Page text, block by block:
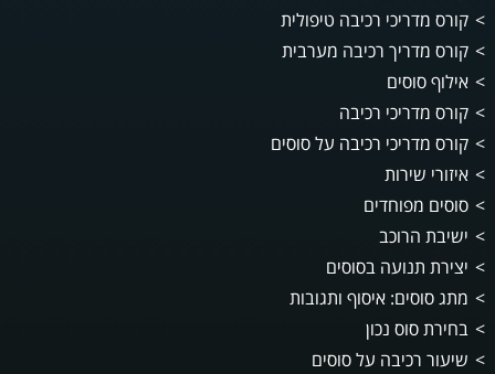
קורס מדריכי רכיבה טיפולית
קורס מדריך רכיבה מערבית
אילוף סוסים
קורס מדריכי רכיבה
קורס מדריכי רכיבה על סוסים
איזורי שירות
סוסים מפוחדים
ישיבת הרוכב
יצירת תנועה בסוסים
מתג סוסים: איסוף ותגובות
בחירת סוס נכון
שיעור רכיבה על סוסים